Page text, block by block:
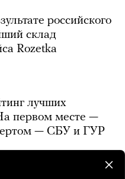
российского
склад
Rozetka
лучших
первом месте —
— СБУ и ГУР